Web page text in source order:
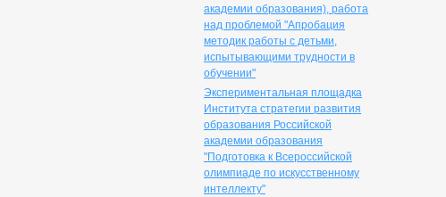
академии образования), работа
над проблемой "Апробация
методик работы с детьми,
испытывающими трудности в
обучении"
Экспериментальная площадка
Института стратегии развития
образования Российской
академии образования
"Подготовка к Всероссийской
олимпиаде по искусственному
интеллекту"